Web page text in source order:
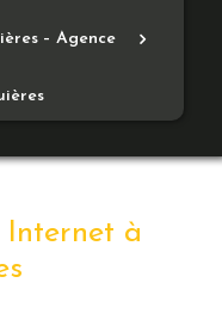
– Agence
Internet à